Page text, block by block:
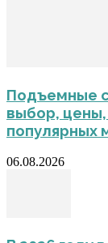
Подъемные
выбор, цены,
популярных
06.08.2026